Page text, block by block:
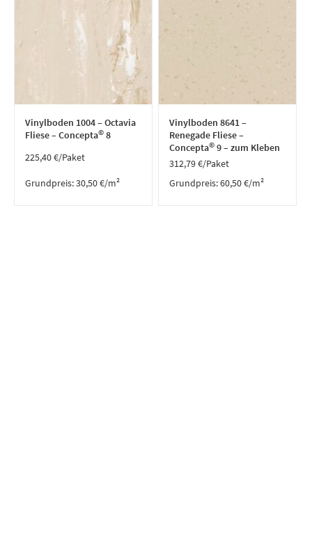
Vinylboden 1004 – Octavia
Fliese – Concepta© 8
225,40€/Paket
Grundpreis:30,50€/m²
Vinylboden 8641 –
Renegade Fliese –
Concepta© 9 – zum Kleben
312,79€/Paket
Grundpreis:60,50€/m²